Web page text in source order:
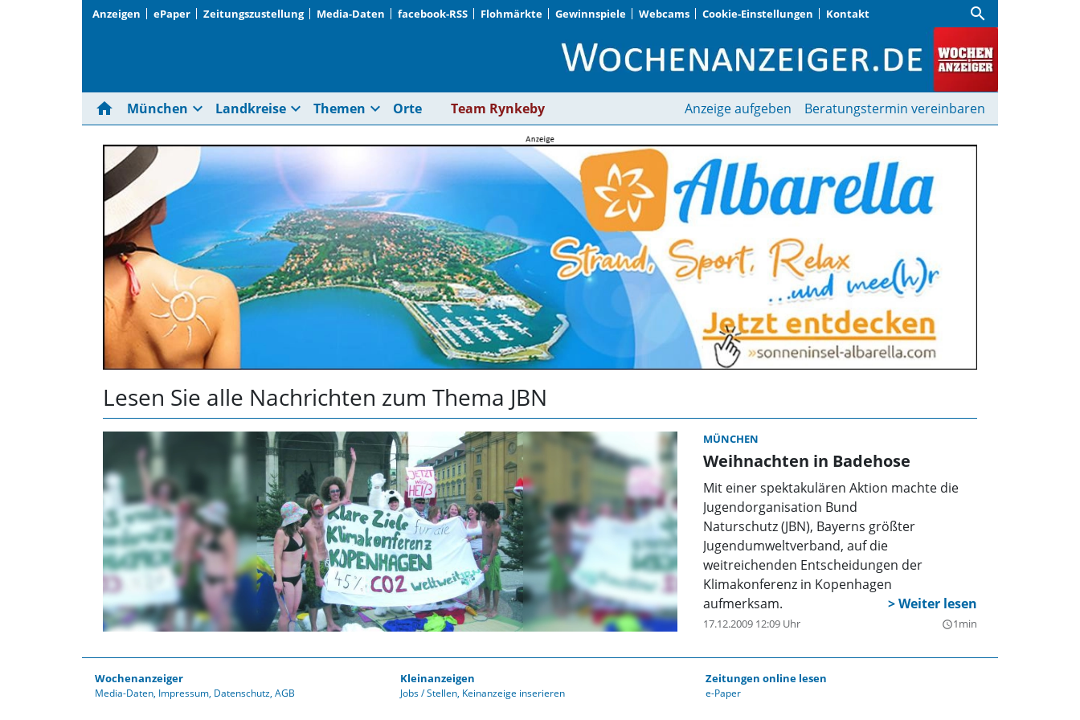
Anzeigen ePaper Zeitungszustellung Media-Daten facebook-RSS Flohmärkte Gewinnspiele Webcams Cookie-Einstellungen Kontakt search
JBN | Wochenanzeiger
home München expand_more Landkreise expand_more Themen expand_more Orte Team Rynkeby Anzeige aufgeben Beratungstermin vereinbaren
Lesen Sie alle Nachrichten zum Thema JBN
MÜNCHEN
Weihnachten in Badehose
Mit einer spektakulären Aktion machte die
Jugendorganisation Bund
Naturschutz (JBN), Bayerns größter
Jugendumweltverband, auf die
weitreichenden Entscheidungen der
Klimakonferenz in Kopenhagen
aufmerksam.
17.12.2009 12:09 Uhr query_builder1min
Wochenanzeiger
Media-Daten Impressum Datenschutz AGB
Kleinanzeigen
Jobs / Stellen Keinanzeige inserieren
Zeitungen online lesen
e-Paper